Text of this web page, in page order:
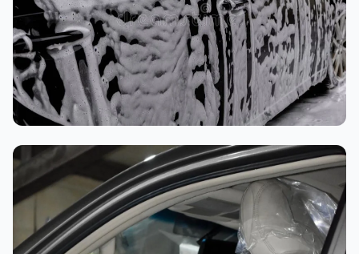
غسيل رغوي